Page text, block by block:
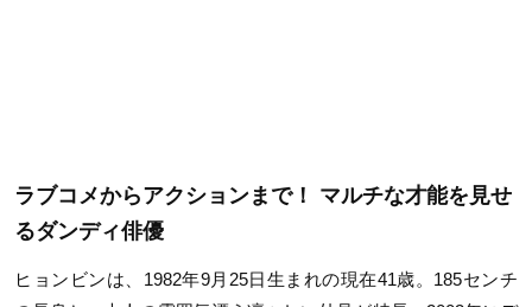
ラブコメからアクションまで！ マルチな才能を見せ
るダンディ俳優
ヒョンビンは、1982年9月25日生まれの現在41歳。185センチ